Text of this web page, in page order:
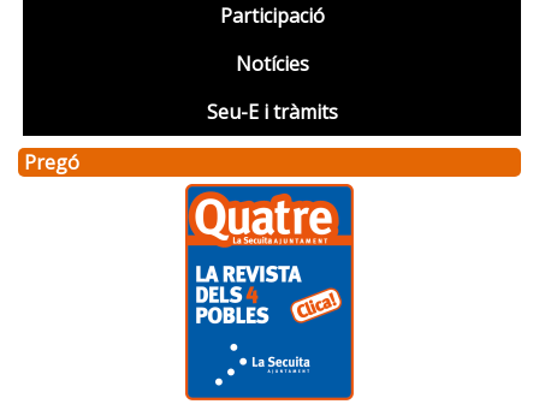
Participació
Notícies
Seu-E i tràmits
Pregó